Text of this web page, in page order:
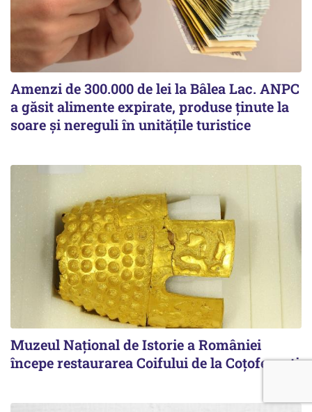
Amenzi de 300.000 de lei la Bâlea Lac. ANPC
a găsit alimente expirate, produse ținute la
soare și nereguli în unitățile turistice
Muzeul Național de Istorie a României
începe restaurarea Coifului de la Coțofenești